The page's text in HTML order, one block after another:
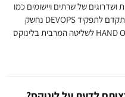
ושדרוגים של שרתים ויישומים כמו
גם ניטור של המערכות והיישומים. ניתן להתקדם לתפקיד DEVOPS נחשק
ועוד. הקורס משלב בין תיאוריה לאימוני HAND ON לשליטה המרבית בלינוקס